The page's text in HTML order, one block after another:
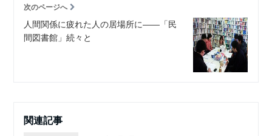
次のページへ
人間関係に疲れた人の居場所に――「民
間図書館」続々と
関連記事